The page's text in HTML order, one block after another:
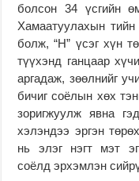
болсон 34 үсгийн
Хамаатуулахын
болж, “Н” үсэг хүн
түүхэнд ганцаар
аргадаж, зөөлнийг
бичиг соёлын хөх
зоригжуулж явна
хэлэндээ эргэн
нь элэг нэгт мэт
соёлд эрхэмлэн